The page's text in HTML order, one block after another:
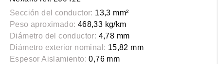
Sección del conductor: 13,3 mm²
Peso aproximado: 468,33 kg/km
Diámetro del conductor: 4,78 mm
Diámetro exterior nominal: 15,82 mm
Espesor Aislamiento: 0,76 mm